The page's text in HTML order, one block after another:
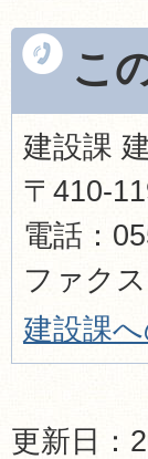
こ
建設課
〒410-
電話：
ファク
建設課
更新日：